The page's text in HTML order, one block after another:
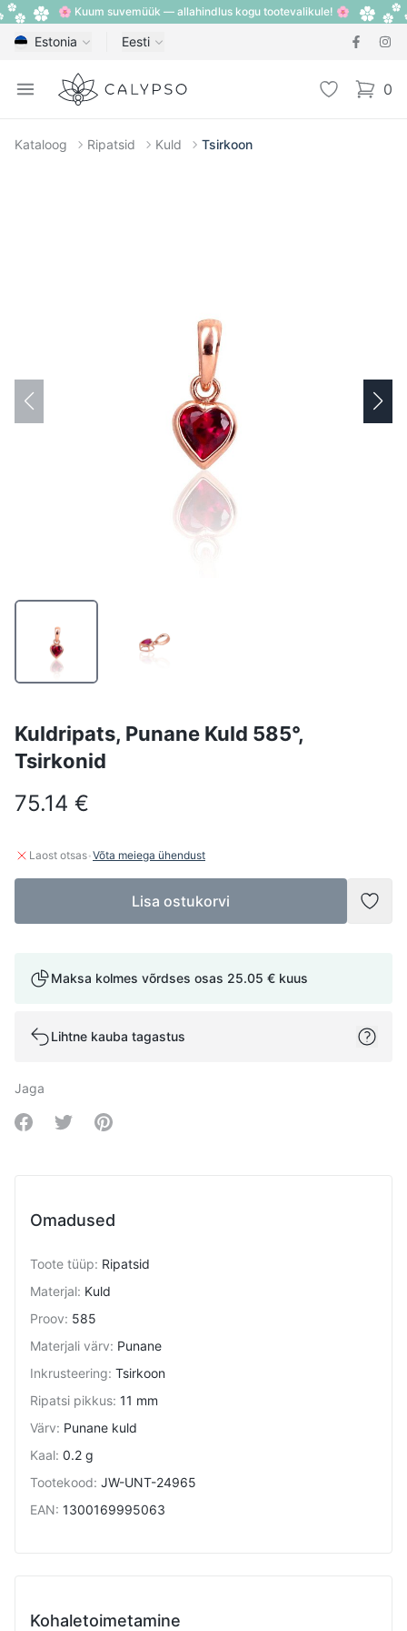
🌸 Kuum suvemüük — allahindlus kogu tootevalikule! 🌸
Estonia Eesti
Open menu
Calypso Lemmik 0
items
Kataloog Ripatsid Kuld Tsirkoon
Kuldripats, Punane Kuld 585°,
Tsirkonid
75.14 €
Laost otsas·Võta meiega ühendust
Lisa ostukorvi
Maksa kolmes võrdses osas 25.05 € kuus
Lihtne kauba tagastus
Jaga
Share on Facebook
Share on Twitter
Share on Pinterest
Omadused
Toote tüüp: Ripatsid
Materjal: Kuld
Proov: 585
Materjali värv: Punane
Inkrusteering: Tsirkoon
Ripatsi pikkus: 11 mm
Värv: Punane kuld
Kaal: 0.2 g
Tootekood: JW-UNT-24965
EAN: 1300169995063
Kohaletoimetamine